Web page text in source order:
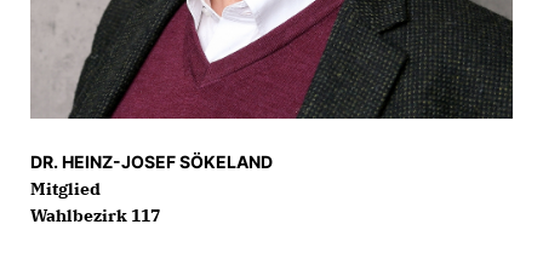
DR. HEINZ-JOSEF SÖKELAND
Mitglied
Wahlbezirk 117